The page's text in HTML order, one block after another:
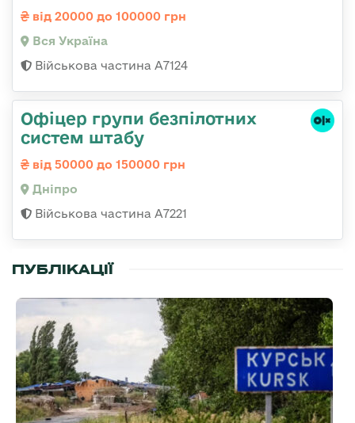
від 20000 до 100000 грн
Вся Україна
Військова частина А7124
Офіцер групи безпілотних
систем штабу
від 50000 до 150000 грн
Дніпро
Військова частина А7221
ПУБЛІКАЦІЇ